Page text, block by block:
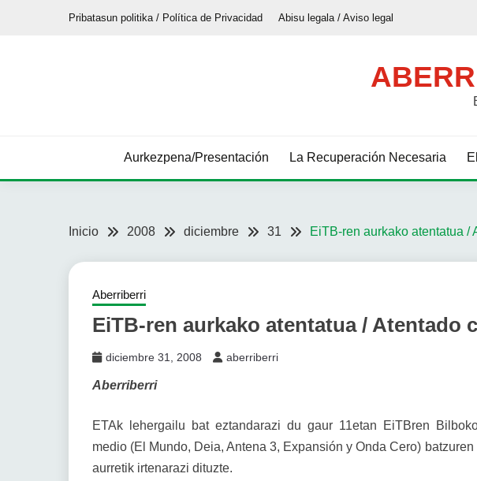
Pribatasun politika / Política de Privacidad Abisu legala / Aviso legal
Aurkezpena/Presentación La Recuperación Necesaria
Inicio 2008 diciembre 31 EiTB-ren aurkako atentatua /
Aberriberri
EiTB-ren aurkako atentatua / Atentado
diciembre 31, 2008 aberriberri
Aberriberri
ETAk lehergailu bat eztandarazi du gaur 11etan EiTBren
medio (El Mundo, Deia, Antena 3, Expansión y Onda Cero)
aurretik irtenarazi dituzte.